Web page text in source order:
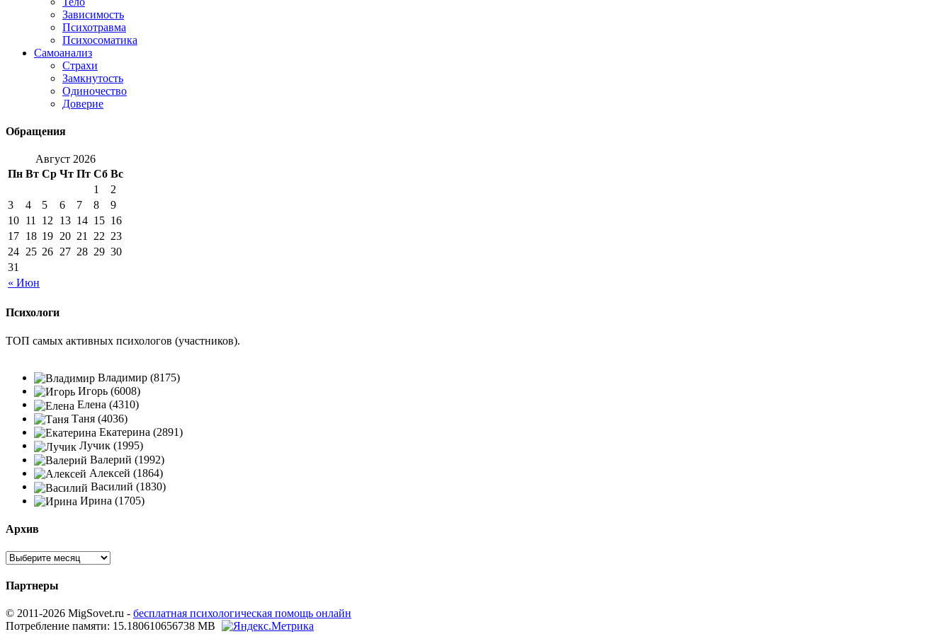
Зависимость
Психотравма
Психосоматика
Самоанализ
Страхи
Замкнутость
Одиночество
Доверие
Обращения
Август 2026
Пн Вт Ср Чт Пт Сб Вс
« Июн
1
2
3
4 5 6 7 8
9
10 11 12 13 14 15 16
17 18 19 20 21 22 23
24 25 26 27 28 29 30
31
Психологи
ТОП самых активных психологов (участников).
Владимир (8175)
Игорь (6008)
Елена (4310)
Таня (4036)
Екатерина (2891)
Лучик (1995)
Валерий (1992)
Алексей (1864)
Василий (1830)
Ирина (1705)
Архив
Партнеры
© 2011-2026 MigSovet.ru - бесплатная психологическая помощь онлайн
Потребление памяти: 15.180610656738 MB